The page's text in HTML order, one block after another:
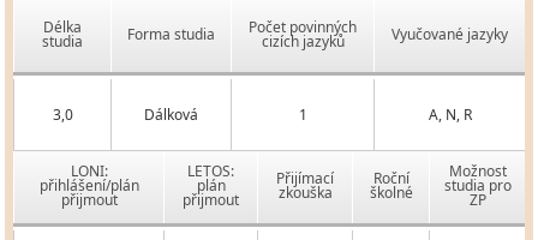
Délka
studia Forma studia Počet povinných
cizích jazyků Vyučované jazyky
3,0 Dálková 1 A, N, R
LONI:
přihlášení/plán
přijmout
LETOS:
plán
přijmout
Přijímací
zkouška
Roční
školné
Možnost
studia pro
ZP